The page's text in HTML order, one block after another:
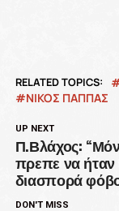
RELATED TOPICS:
ΝΙΚΟΣ ΠΑΠΠΑΣ
UP NEXT
Π.Βλάχος:
πρεπε να ήταν
διασπορά
DON'T MISS